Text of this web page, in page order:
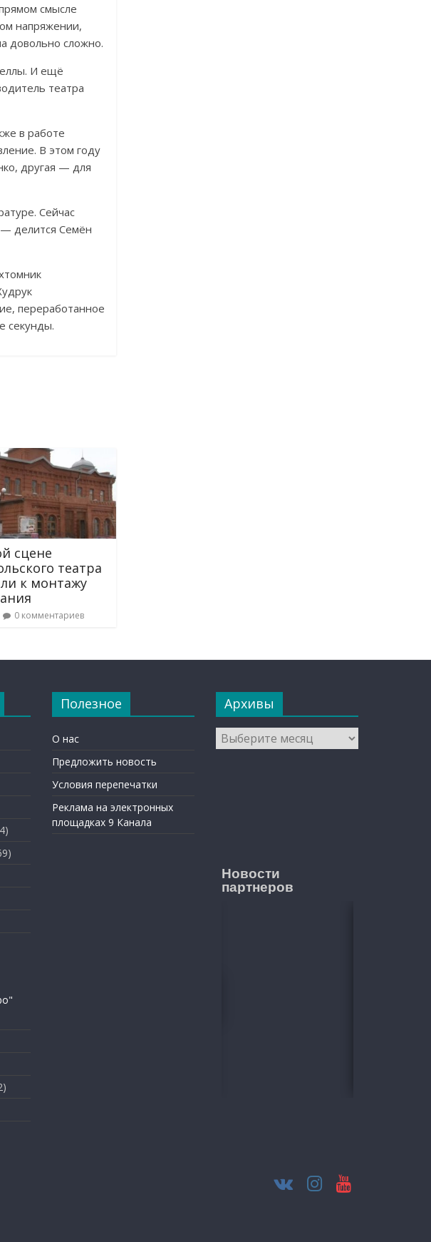
смысле
напряжении,
довольно сложно.
И ещё
театра
в работе
В этом году
другая — для
Сейчас
делится Семён
переработанное
секунды.
сцене
театра
к монтажу
0 комментариев
Полезное
О нас
Предложить новость
Условия перепечатки
Реклама на электронных
площадках 9 Канала
Архивы
Архивы
Новости
партнеров